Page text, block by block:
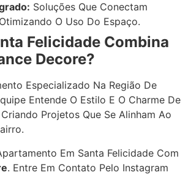
Soluções Que Conectam
O Uso Do Espaço.
Felicidade Combina
Decore?
Especializado Na Região De
Entende O Estilo E O Charme De
Projetos Que Se Alinham Ao
Em Santa Felicidade Com
. Entre Em Contato Pelo Instagram